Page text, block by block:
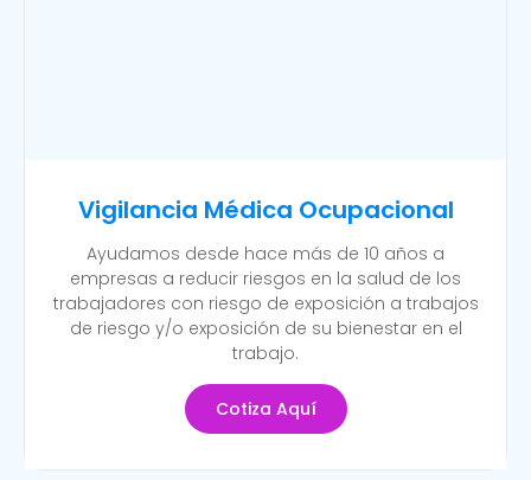
Vigilancia Médica Ocupacional
Ayudamos desde hace más de 10 años a
empresas a reducir riesgos en la salud de los
trabajadores con riesgo de exposición a trabajos
de riesgo y/o exposición de su bienestar en el
trabajo.
Cotiza Aquí